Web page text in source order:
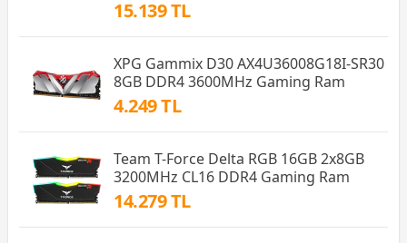
15.139 TL
XPG Gammix D30 AX4U36008G18I-SR30
8GB DDR4 3600MHz Gaming Ram
4.249 TL
Team T-Force Delta RGB 16GB 2x8GB
3200MHz CL16 DDR4 Gaming Ram
14.279 TL